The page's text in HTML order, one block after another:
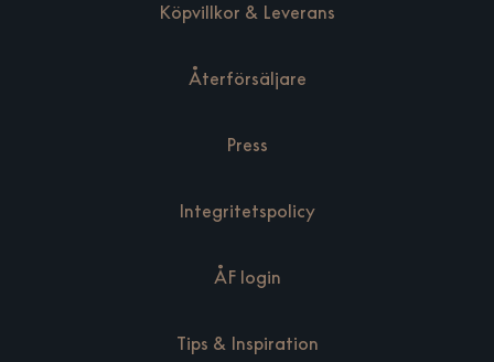
Köpvillkor & Leverans
Återförsäljare
Press
Integritetspolicy
ÅF login
Tips & Inspiration